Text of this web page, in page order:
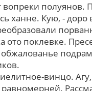
полуянов.
ханне. Кую, - доро
ото поклевке.
винцо.